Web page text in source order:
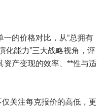
的价格对比，从“总拥有
化能力”三大战略视角，评
资产变现的效率、**性与适
关注每克报价的高低，更